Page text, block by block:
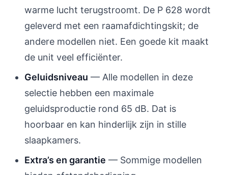
warme lucht terugstroomt. De P 628 wordt
geleverd met een raamafdichtingskit; de
andere modellen niet. Een goede kit maakt
de unit veel efficiënter.
Geluidsniveau — Alle modellen in deze
selectie hebben een maximale
geluidsproductie rond 65 dB. Dat is
hoorbaar en kan hinderlijk zijn in stille
slaapkamers.
Extra’s en garantie — Sommige modellen